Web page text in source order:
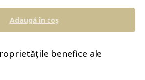
Adaugă în coş
benefice ale